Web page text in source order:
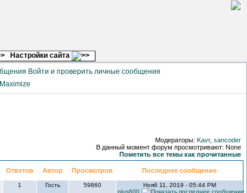
Настройки сайта
Войти и проверить личные сообщения
Maximize
Модераторы: Kavr, sancoder
В данный момент форум просмотривают: None
Пометить все темы как прочитанные
Ответов Автор Просмотров Последнее сообщение
1 Гость 59860
Нояб 11, 2019 - 05:44 PM
plus600